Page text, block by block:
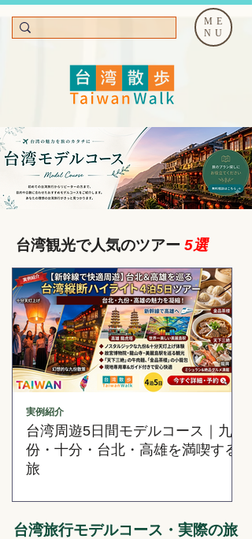
ME
NU
台湾観光で人気のツアー 5選
台湾周遊5日間モデルコース｜九
份・十分・台北・高雄を満喫する
旅
実例紹介
台湾旅行モデルコース・実際の旅